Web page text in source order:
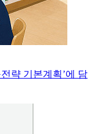
략 기본계획’에 담